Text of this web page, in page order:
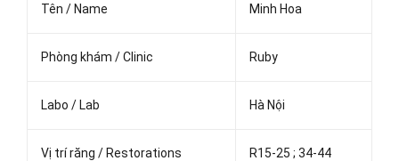
Tên / Name Minh Hoa
Phòng khám / Clinic Ruby
Labo / Lab Hà Nội
Vị trí răng / Restorations R15-25 ; 34-44